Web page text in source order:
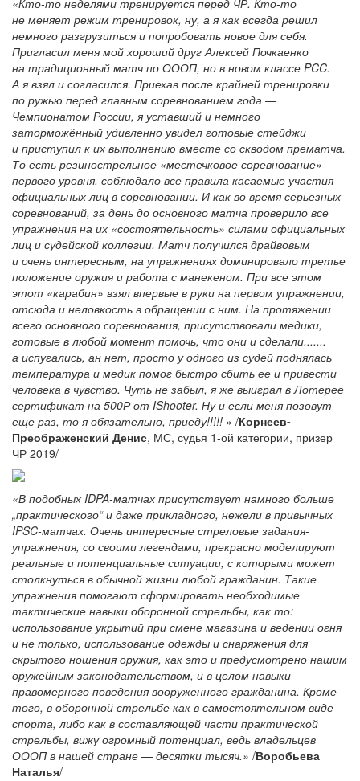
«Кто-то неделями тренируется перед ЧР. Кто-то
не меняет режим тренировок, ну, а я как всегда решил
немного разгрузиться и попробовать новое для себя.
Пригласил меня мой хороший друг Алексей Почкаенко
на традиционный матч по ОООП, но в новом классе PCC.
А я взял и согласился. Приехав после крайней тренировки
по ружью перед главным соревнованием года —
Чемпионатом России, я уставший и немного
заторможённый удивленно увидел готовые стейджи
и приступил к их выполнению вместе со скводом прематча.
То есть резинострельное «местечковое соревнование»
первого уровня, соблюдало все правила касаемые участия
официальных лиц в соревновании. И как во время серьезных
соревнований, за день до основного матча проверило все
упражнения на их «состоятельность» силами официальных
лиц и судейской коллегии. Матч получился драйвовым
и очень интересным, на упражнениях доминировало третье
положение оружия и работа с манекеном. При все этом
этот «карабин» взял впервые в руки на первом упражнении,
отсюда и неловкость в обращении с ним. На протяжении
всего основного соревнования, присутствовали медики,
готовые в любой момент помочь, что они и сделали.......
а испугались, ан нет, просто у одного из судей поднялась
температура и медик помог быстро сбить ее и привести
человека в чувство. Чуть не забыл, я же выиграл в Лотерее
сертификат на 500Р от IShooter. Ну и если меня позовут
еще раз, то я обязательно, приеду!!!!! » /Корнеев-
Преображенский Денис, МС, судья 1-ой категории, призер
ЧР 2019/
«В подобных IDPA-матчах присутствует намного больше
„практического“ и даже прикладного, нежели в привычных
IPSC-матчах. Очень интересные стреловые задания-
упражнения, со своими легендами, прекрасно моделируют
реальные и потенциальные ситуации, с которыми может
столкнуться в обычной жизни любой гражданин. Такие
упражнения помогают сформировать необходимые
тактические навыки оборонной стрельбы, как то:
использование укрытий при смене магазина и ведении огня
и не только, использование одежды и снаряжения для
скрытого ношения оружия, как это и предусмотрено нашим
оружейным законодательством, и в целом навыки
правомерного поведения вооруженного гражданина. Кроме
того, в оборонной стрельбе как в самостоятельном виде
спорта, либо как в составляющей части практической
стрельбы, вижу огромный потенциал, ведь владельцев
ОООП в нашей стране — десятки тысяч.» /Воробьева
Наталья/